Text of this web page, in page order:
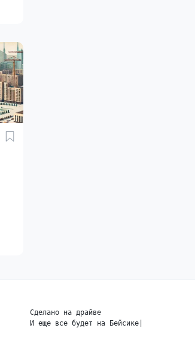
Сделано на драйве
И еще все будет на Бейсике